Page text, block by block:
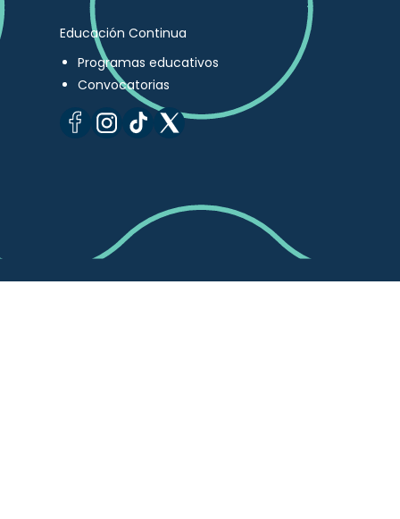
Educación Continua
Programas educativos
Convocatorias